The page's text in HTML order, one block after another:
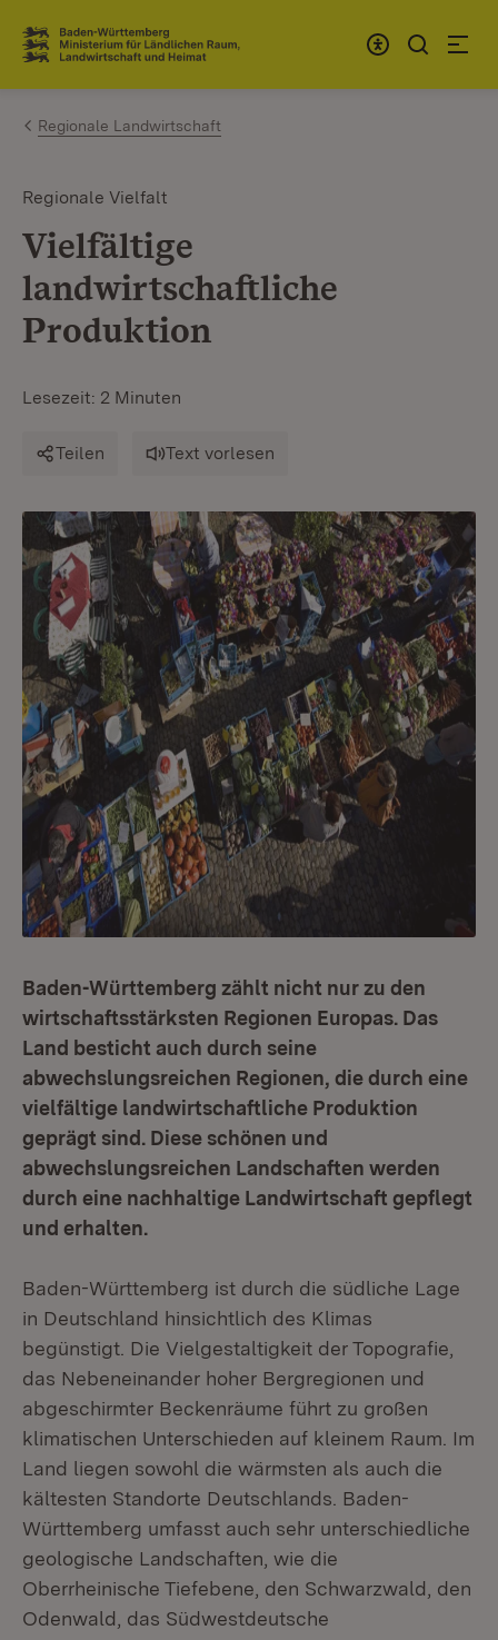
Zum Inhalt springen
Link zur Startseite
Regionale Landwirtschaft
Regionale Vielfalt
Vielfältige
landwirtschaftliche
Produktion
Lesezeit: 2 Minuten
Teilen Text vorlesen
Baden-Württemberg zählt nicht nur zu den
wirtschaftsstärksten Regionen Europas. Das
Land besticht auch durch seine
abwechslungsreichen Regionen, die durch eine
vielfältige landwirtschaftliche Produktion
geprägt sind. Diese schönen und
abwechslungsreichen Landschaften werden
durch eine nachhaltige Landwirtschaft gepflegt
und erhalten.
Baden-Württemberg ist durch die südliche Lage
in Deutschland hinsichtlich des Klimas
begünstigt. Die Vielgestaltigkeit der Topografie,
das Nebeneinander hoher Bergregionen und
abgeschirmter Beckenräume führt zu großen
klimatischen Unterschieden auf kleinem Raum. Im
Land liegen sowohl die wärmsten als auch die
kältesten Standorte Deutschlands. Baden-
Württemberg umfasst auch sehr unterschiedliche
geologische Landschaften, wie die
Oberrheinische Tiefebene, den Schwarzwald, den
Odenwald, das Südwestdeutsche